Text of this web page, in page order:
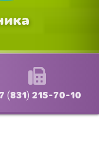
(831) 215-70-10